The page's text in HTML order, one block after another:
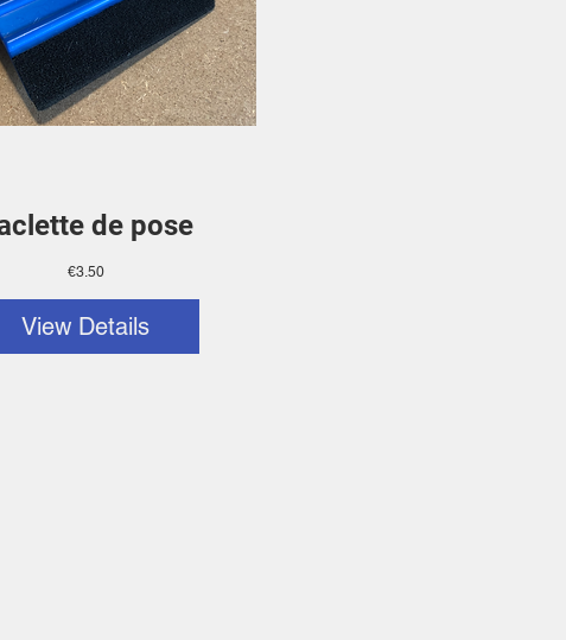
de pose
€3.50Price
View Details